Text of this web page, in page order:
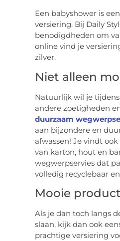
Een babyshower is
versiering. Bij Daily
benodigdheden om
online vind je
zilver.
Niet alleen
Natuurlijk wil je
andere zoetigheden
duurzaam
aan bijzondere en
afwassen! Je vindt
van karton, hout en
wegwerpservies dat
volledig recyclebaar
Mooie
Als je dan toch langs
slaan, kijk dan ook
prachtige versiering